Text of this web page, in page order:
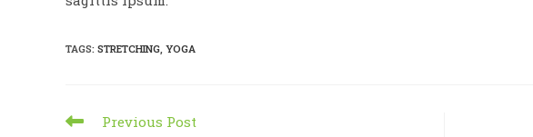
TAGS: STRETCHING, YOGA
Read
Previous Post